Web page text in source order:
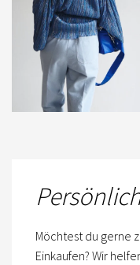
Möchtest du gerne
Einkaufen? Wir